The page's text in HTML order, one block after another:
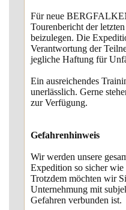
Für neue
Tourenbericht der
beizulegen. Die
Verantwortung der
jegliche Haftung für
Ein ausreichendes
unerlässlich. Gerne
zur Verfügung.
Gefahrenhinweis
Wir werden unsere
Expedition so sicher
Trotzdem möchten wir
Unternehmung mit
Gefahren verbunden ist.